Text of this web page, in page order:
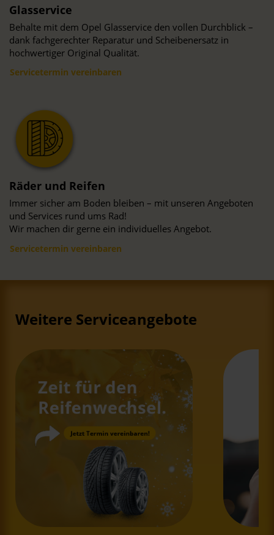
Glasservice
Behalte mit dem Opel Glasservice den vollen Durchblick –
dank fachgerechter Reparatur und Scheibenersatz in
hochwertiger Original Qualität.
Servicetermin vereinbaren
Räder und Reifen
Immer sicher am Boden bleiben – mit unseren Angeboten
und Services rund ums Rad!
Wir machen dir gerne ein individuelles Angebot.
Servicetermin vereinbaren
Weitere Serviceangebote